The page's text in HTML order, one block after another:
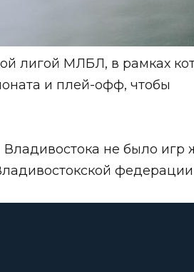
лигой МЛБЛ, в рамках
и плей-офф, чтобы
Владивостока не было игр
федерации